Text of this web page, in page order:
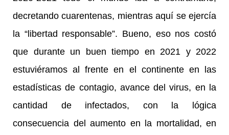
decretando cuarentenas, mientras aquí se ejercía
la “libertad responsable”. Bueno, eso nos costó
que durante un buen tiempo en 2021 y 2022
estuviéramos al frente en el continente en las
estadísticas de contagio, avance del virus, en la
cantidad de infectados, con la lógica
consecuencia del aumento en la mortalidad, en